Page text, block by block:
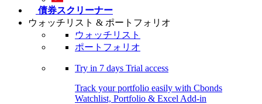
債券スクリーナー
ウォッチリスト & ポートフォリオ
ウォッチリスト
ポートフォリオ
Try in 7 days Trial access
Track your portfolio easily with Cbonds
Watchlist, Portfolio & Excel Add-in